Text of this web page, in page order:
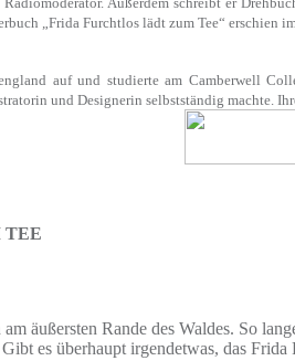
„Frida Furchtlos lädt zum Tee“ erschien
auf und studierte am Camberwell
und Designerin selbstständig machte.
TEE
äußersten Rande des Waldes. So
es überhaupt irgendetwas, das Frida